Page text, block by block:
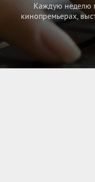
Каждую неделю
кинопремьерах,